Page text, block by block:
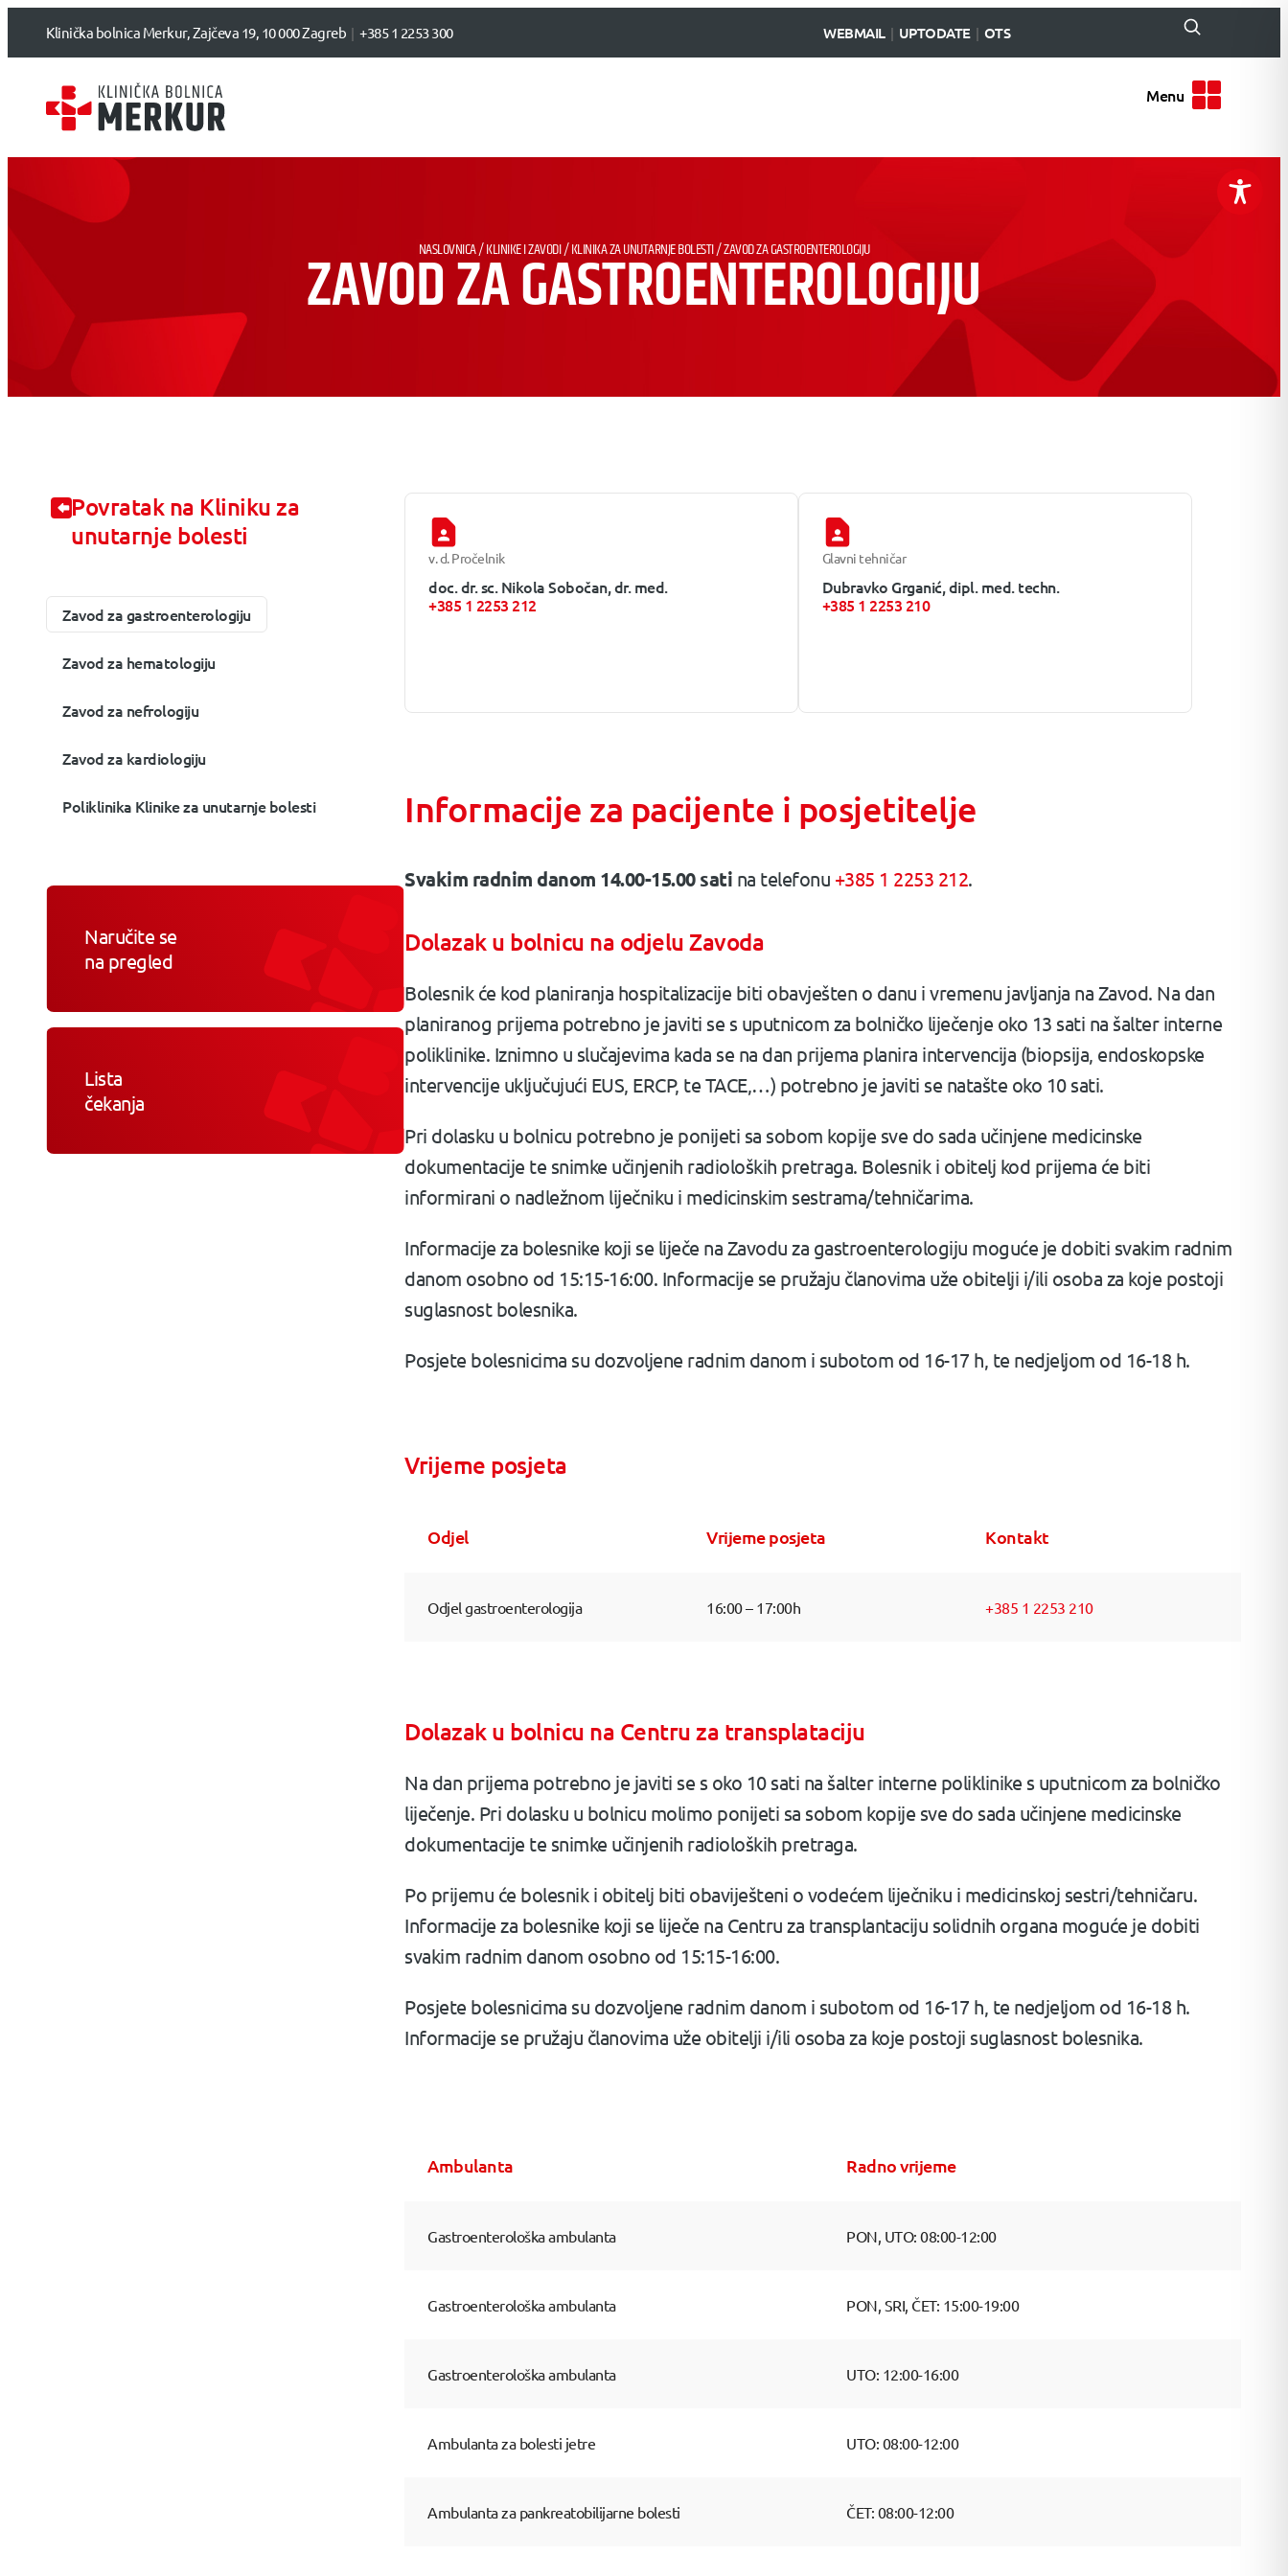
Klinička bolnica Merkur, Zajčeva 19, 10 000 Zagreb +385 1 2253 300 WEBMAIL UPTODATE OTS
Menu
NASLOVNICA/KLINIKE I ZAVODI/KLINIKA ZA UNUTARNJE BOLESTI/ZAVOD ZA GASTROENTEROLOGIJU
ZAVOD ZA GASTROENTEROLOGIJU
Povratak na Kliniku za
unutarnje bolesti
Zavod za gastroenterologiju
Zavod za hematologiju
Zavod za nefrologiju
Zavod za kardiologiju
Poliklinika Klinike za unutarnje bolesti
Naručite se
na pregled
Lista
čekanja
v. d. Pročelnik
doc. dr. sc. Nikola Sobočan, dr. med.
+385 1 2253 212
Glavni tehničar
Dubravko Grganić, dipl. med. techn.
+385 1 2253 210
Informacije za pacijente i posjetitelje
Svakim radnim danom 14.00-15.00 sati na telefonu +385 1 2253 212.
Dolazak u bolnicu na odjelu Zavoda
Bolesnik će kod planiranja hospitalizacije biti obavješten o danu i vremenu javljanja na Zavod. Na dan
planiranog prijema potrebno je javiti se s uputnicom za bolničko liječenje oko 13 sati na šalter interne
poliklinike. Iznimno u slučajevima kada se na dan prijema planira intervencija (biopsija, endoskopske
intervencije uključujući EUS, ERCP, te TACE,…) potrebno je javiti se natašte oko 10 sati.
Pri dolasku u bolnicu potrebno je ponijeti sa sobom kopije sve do sada učinjene medicinske
dokumentacije te snimke učinjenih radioloških pretraga. Bolesnik i obitelj kod prijema će biti
informirani o nadležnom liječniku i medicinskim sestrama/tehničarima.
Informacije za bolesnike koji se liječe na Zavodu za gastroenterologiju moguće je dobiti svakim radnim
danom osobno od 15:15-16:00. Informacije se pružaju članovima uže obitelji i/ili osoba za koje postoji
suglasnost bolesnika.
Posjete bolesnicima su dozvoljene radnim danom i subotom od 16-17 h, te nedjeljom od 16-18 h.
Vrijeme posjeta
Odjel Vrijeme posjeta Kontakt
Odjel gastroenterologija 16:00 – 17:00h +385 1 2253 210
Dolazak u bolnicu na Centru za transplataciju
Na dan prijema potrebno je javiti se s oko 10 sati na šalter interne poliklinike s uputnicom za bolničko
liječenje. Pri dolasku u bolnicu molimo ponijeti sa sobom kopije sve do sada učinjene medicinske
dokumentacije te snimke učinjenih radioloških pretraga.
Po prijemu će bolesnik i obitelj biti obaviješteni o vodećem liječniku i medicinskoj sestri/tehničaru.
Informacije za bolesnike koji se liječe na Centru za transplantaciju solidnih organa moguće je dobiti
svakim radnim danom osobno od 15:15-16:00.
Posjete bolesnicima su dozvoljene radnim danom i subotom od 16-17 h, te nedjeljom od 16-18 h.
Informacije se pružaju članovima uže obitelji i/ili osoba za koje postoji suglasnost bolesnika.
Ambulanta Radno vrijeme
Gastroenterološka ambulanta PON, UTO: 08:00-12:00
Gastroenterološka ambulanta PON, SRI, ČET: 15:00-19:00
Gastroenterološka ambulanta UTO: 12:00-16:00
Ambulanta za bolesti jetre UTO: 08:00-12:00
Ambulanta za pankreatobilijarne bolesti ČET: 08:00-12:00